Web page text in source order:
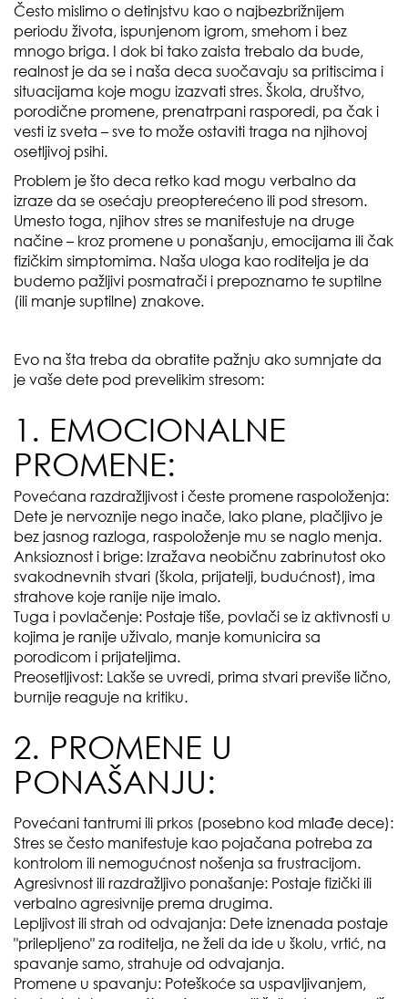
Često mislimo o detinjstvu kao o najbezbrižnijem
periodu života, ispunjenom igrom, smehom i bez
mnogo briga. I dok bi tako zaista trebalo da bude,
realnost je da se i naša deca suočavaju sa pritiscima i
situacijama koje mogu izazvati stres. Škola, društvo,
porodične promene, prenatrpani rasporedi, pa čak i
vesti iz sveta – sve to može ostaviti traga na njihovoj
osetljivoj psihi.
Problem je što deca retko kad mogu verbalno da
izraze da se osećaju preopterećeno ili pod stresom.
Umesto toga, njihov stres se manifestuje na druge
načine – kroz promene u ponašanju, emocijama ili čak
fizičkim simptomima. Naša uloga kao roditelja je da
budemo pažljivi posmatrači i prepoznamo te suptilne
(ili manje suptilne) znakove.
Evo na šta treba da obratite pažnju ako sumnjate da
je vaše dete pod prevelikim stresom:
1. EMOCIONALNE
PROMENE:
Povećana razdražljivost i česte promene raspoloženja:
Dete je nervoznije nego inače, lako plane, plačljivo je
bez jasnog razloga, raspoloženje mu se naglo menja.
Anksioznost i brige: Izražava neobičnu zabrinutost oko
svakodnevnih stvari (škola, prijatelji, budućnost), ima
strahove koje ranije nije imalo.
Tuga i povlačenje: Postaje tiše, povlači se iz aktivnosti u
kojima je ranije uživalo, manje komunicira sa
porodicom i prijateljima.
Preosetljivost: Lakše se uvredi, prima stvari previše lično,
burnije reaguje na kritiku.
2. PROMENE U
PONAŠANJU:
Povećani tantrumi ili prkos (posebno kod mlađe dece):
Stres se često manifestuje kao pojačana potreba za
kontrolom ili nemogućnost nošenja sa frustracijom.
Agresivnost ili razdražljivo ponašanje: Postaje fizički ili
verbalno agresivnije prema drugima.
Lepljivost ili strah od odvajanja: Dete iznenada postaje
"prilepljeno" za roditelja, ne želi da ide u školu, vrtić, na
spavanje samo, strahuje od odvajanja.
Promene u spavanju: Poteškoće sa uspavljivanjem,